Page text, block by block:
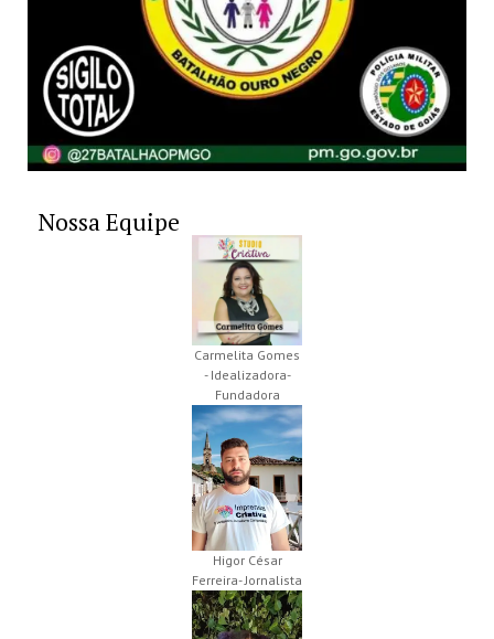
Nossa Equipe
Carmelita Gomes
- Idealizadora-
Fundadora
Higor César
Ferreira- Jornalista